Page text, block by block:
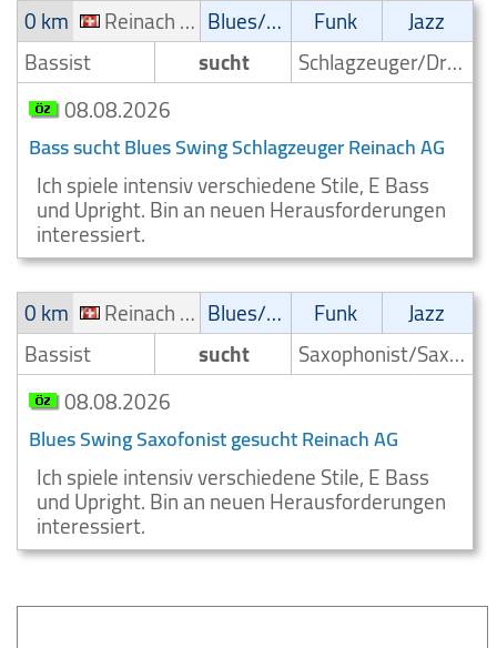
0 km
Reinach AG Blues/Swing Funk
Jazz
Bassist
sucht
Schlagzeuger/Drummer
08.08.2026
Bass sucht Blues Swing Schlagzeuger Reinach AG
Ich spiele intensiv verschiedene Stile, E Bass
und Upright. Bin an neuen Herausforderungen
interessiert.
0 km
Reinach AG Blues/Swing Funk
Jazz
Bassist
sucht
Saxophonist/Saxophonspieler
08.08.2026
Blues Swing Saxofonist gesucht Reinach AG
Ich spiele intensiv verschiedene Stile, E Bass
und Upright. Bin an neuen Herausforderungen
interessiert.